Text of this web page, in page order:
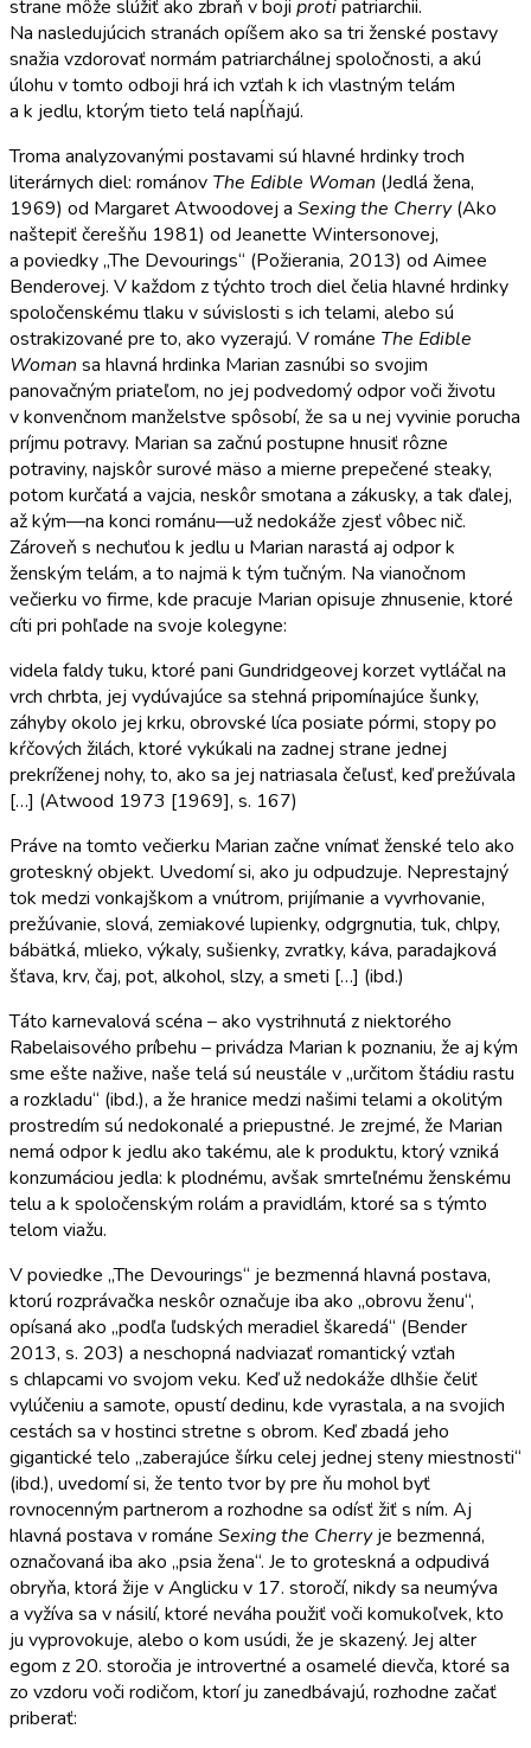
strane môže slúžiť ako zbraň v boji protipatriarchii.
Na nasledujúcich stranách opíšem ako sa tri ženské postavy
snažia vzdorovať normám patriarchálnej spoločnosti, a akú
úlohu v tomto odboji hrá ich vzťah k ich vlastným telám
a k jedlu, ktorým tieto telá napĺňajú.
Troma analyzovanými postavami sú hlavné hrdinky troch
literárnych diel: románov The Edible Woman (Jedlá žena,
1969) od Margaret Atwoodovej a Sexing the Cherry(Ako
naštepiť čerešňu 1981) od Jeanette Wintersonovej,
a poviedky „The Devourings“ (Požierania, 2013) od Aimee
Benderovej. V každom z týchto troch diel čelia hlavné hrdinky
spoločenskému tlaku v súvislosti s ich telami, alebo sú
ostrakizované pre to, ako vyzerajú. V románe The Edible
Woman sa hlavná hrdinka Marian zasnúbi so svojim
panovačným priateľom, no jej podvedomý odpor voči životu
v konvenčnom manželstve spôsobí, že sa u nej vyvinie porucha
príjmu potravy. Marian sa začnú postupne hnusiť rôzne
potraviny, najskôr surové mäso a mierne prepečené steaky,
potom kurčatá a vajcia, neskôr smotana a zákusky, a tak ďalej,
až kým—na konci románu—už nedokáže zjesť vôbec nič.
Zároveň s nechuťou k jedlu u Marian narastá aj odpor k
ženským telám, a to najmä k tým tučným. Na vianočnom
večierku vo firme, kde pracuje Marian opisuje zhnusenie, ktoré
cíti pri pohľade na svoje kolegyne:
videla faldy tuku, ktoré pani Gundridgeovej korzet vytláčal na
vrch chrbta, jej vydúvajúce sa stehná pripomínajúce šunky,
záhyby okolo jej krku, obrovské líca posiate pórmi, stopy po
kŕčových žilách, ktoré vykúkali na zadnej strane jednej
prekríženej nohy, to, ako sa jej natriasala čeľusť, keď prežúvala
[…] (Atwood 1973 [1969], s. 167)
Práve na tomto večierku Marian začne vnímať ženské telo ako
groteskný objekt. Uvedomí si, ako ju odpudzuje. Neprestajný
tok medzi vonkajškom a vnútrom, prijímanie a vyvrhovanie,
prežúvanie, slová, zemiakové lupienky, odgrgnutia, tuk, chlpy,
bábätká, mlieko, výkaly, sušienky, zvratky, káva, paradajková
šťava, krv, čaj, pot, alkohol, slzy, a smeti […] (ibd.)
Táto karnevalová scéna – ako vystrihnutá z niektorého
Rabelaisového príbehu – privádza Marian k poznaniu, že aj kým
sme ešte nažive, naše telá sú neustále v „určitom štádiu rastu
a rozkladu“ (ibd.), a že hranice medzi našimi telami a okolitým
prostredím sú nedokonalé a priepustné. Je zrejmé, že Marian
nemá odpor k jedlu ako takému, ale k produktu, ktorý vzniká
konzumáciou jedla: k plodnému, avšak smrteľnému ženskému
telu a k spoločenským rolám a pravidlám, ktoré sa s týmto
telom viažu.
V poviedke „The Devourings“ je bezmenná hlavná postava,
ktorú rozprávačka neskôr označuje iba ako „obrovu ženu“,
opísaná ako „podľa ľudských meradiel škaredá“ (Bender
2013, s. 203) a neschopná nadviazať romantický vzťah
s chlapcami vo svojom veku. Keď už nedokáže dlhšie čeliť
vylúčeniu a samote, opustí dedinu, kde vyrastala, a na svojich
cestách sa v hostinci stretne s obrom. Keď zbadá jeho
gigantické telo „zaberajúce šírku celej jednej steny miestnosti“
(ibd.), uvedomí si, že tento tvor by pre ňu mohol byť
rovnocenným partnerom a rozhodne sa odísť žiť s ním. Aj
hlavná postava v románe Sexing the Cherryje bezmenná,
označovaná iba ako „psia žena“. Je to groteskná a odpudivá
obryňa, ktorá žije v Anglicku v 17. storočí, nikdy sa neumýva
a vyžíva sa v násilí, ktoré neváha použiť voči komukoľvek, kto
ju vyprovokuje, alebo o kom usúdi, že je skazený. Jej alter
egom z 20. storočia je introvertné a osamelé dievča, ktoré sa
zo vzdoru voči rodičom, ktorí ju zanedbávajú, rozhodne začať
priberať: